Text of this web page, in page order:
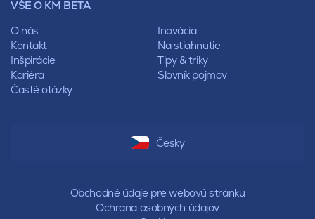
Polovalbová
Stanová
Mansardová
Pultová
Hodonka
Pálené zdivo Profiblok
Nosné murivo
Priečky
Vencovky
Preklady
VŠE O KM BETA
O nás
Inovácia
Kontakt
Na stiahnutie
Inšpirácie
Tipy & triky
Kariéra
Slovník pojmov
Časté otázky
Česky
Obchodné údaje pre webovú stránku
Ochrana osobných údajov